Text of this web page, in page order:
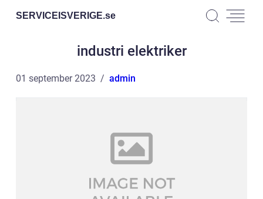
SERVICEISVERIGE.se
industri elektriker
01 september 2023 admin